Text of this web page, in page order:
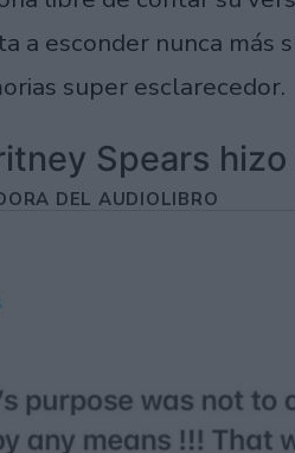
a esconder nunca más
super esclarecedor.
Spears hizo
DEL AUDIOLIBRO